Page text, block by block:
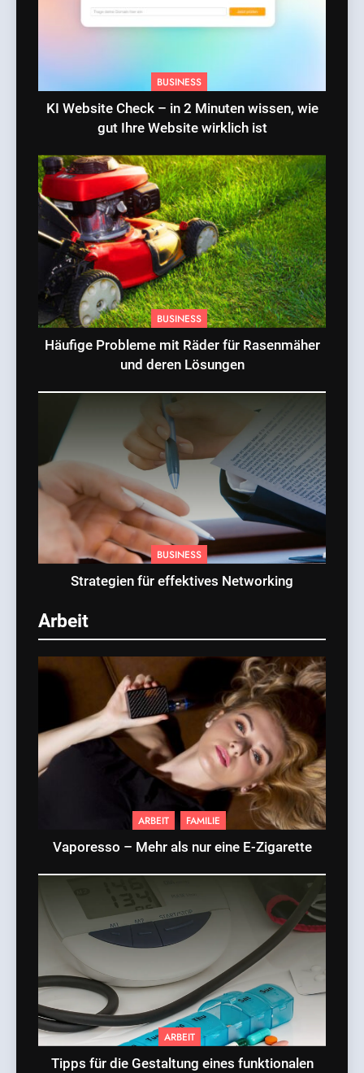
BUSINESS
KI Website Check – in 2 Minuten wissen, wie
gut Ihre Website wirklich ist
BUSINESS
Häufige Probleme mit Räder für Rasenmäher
und deren Lösungen
BUSINESS
Strategien für effektives Networking
Arbeit
ARBEIT FAMILIE
Vaporesso – Mehr als nur eine E-Zigarette
ARBEIT
Tipps für die Gestaltung eines funktionalen